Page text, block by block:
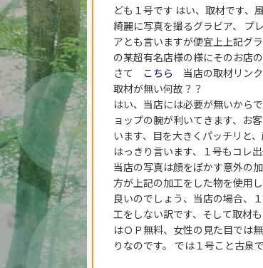
ども１号です はい、取材です、
綺麗に写真を撮るグラビア、 プ
アとも言いますが便宜上上記グ
の某超有名店様の様にそのお店
さて こちら 当店の取材リン
取材が無い何故？？
はい、当店には必要が無いから
ョップの腕が利いてきます、お
います、目を大きくパッチリと
はっきり言います、１号もコレ
当店の写真は顔をぼかす意外の
方が上記の加工をした物を使用
良いのでしょう、当店の場合、
工をしない訳です、そして取材
はＯＰ無料、女性の見た目では
りなのです。 では１号こと古泉